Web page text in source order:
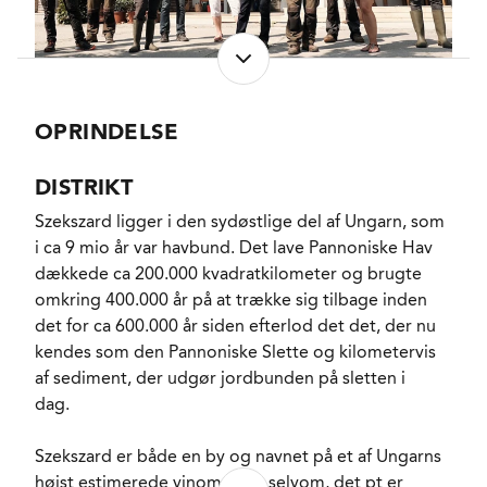
druesorter, som var familiens bread and butter, har
han sammen med sin søn Zoli etableret en lille
planteskole med flere end 50 forskellige kloner af de
rundt omkring i Ungarn, Østrig og Tyskland.
Dette arbejde har ledt frem til 6-8 kloner som far og
terroir på denne del af den Pannoniske Slette og det
ledte, efter at Zoli Heimann havde skrevet speciale
om druerne på landsbrugskolen i Geisenheim, til
etableringen af Heimann & Fiai (Heimann & sønner).
Det handler om at producere de bedste og mest
originale Kadarka og Kekfrankos vine i Ungarn, og
Zoltan Heimann er fortrøstningsfuld selvom han er
"Vi har arbejdet med vin i vores familien i 11
OPRINDELSE
DISTRIKT
Szekszard ligger i den sydøstlige del af Ungarn, som
i ca 9 mio år var havbund. Det lave Pannoniske Hav
dækkede ca 200.000 kvadratkilometer og brugte
omkring 400.000 år på at trække sig tilbage inden
det for ca 600.000 år siden efterlod det det, der nu
kendes som den Pannoniske Slette og kilometervis
af sediment, der udgør jordbunden på sletten i
dag.
Szekszard er både en by og navnet på et af Ungarns
højst estimerede vinområder selvom, det pt er